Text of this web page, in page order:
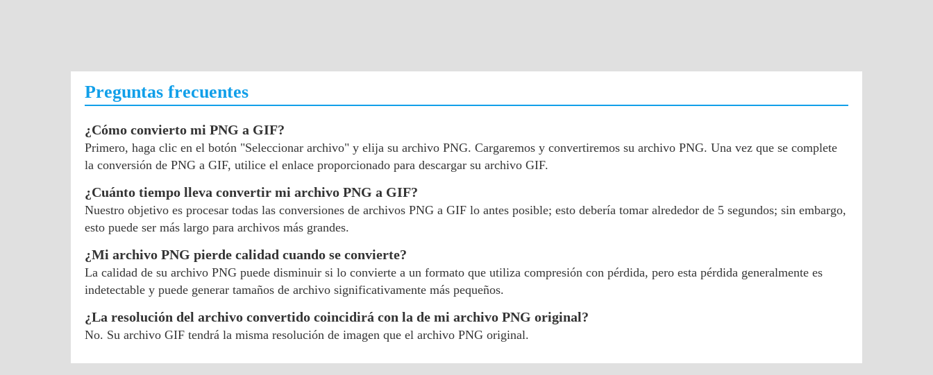
Preguntas frecuentes
¿Cómo convierto mi PNG a GIF?
Primero, haga clic en el botón "Seleccionar archivo" y elija su archivo PNG. Cargaremos y convertiremos su archivo PNG. Una vez que se complete
la conversión de PNG a GIF, utilice el enlace proporcionado para descargar su archivo GIF.
¿Cuánto tiempo lleva convertir mi archivo PNG a GIF?
Nuestro objetivo es procesar todas las conversiones de archivos PNG a GIF lo antes posible; esto debería tomar alrededor de 5 segundos; sin embargo,
esto puede ser más largo para archivos más grandes.
¿Mi archivo PNG pierde calidad cuando se convierte?
La calidad de su archivo PNG puede disminuir si lo convierte a un formato que utiliza compresión con pérdida, pero esta pérdida generalmente es
indetectable y puede generar tamaños de archivo significativamente más pequeños.
¿La resolución del archivo convertido coincidirá con la de mi archivo PNG original?
No. Su archivo GIF tendrá la misma resolución de imagen que el archivo PNG original.